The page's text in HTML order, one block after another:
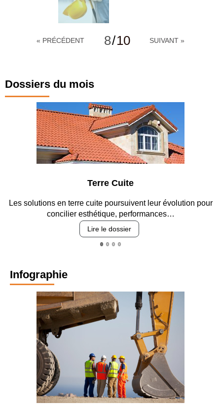
« PRÉCÉDENT 8/10 SUIVANT »
Dossiers du mois
Terre Cuite
Les solutions en terre cuite poursuivent leur évolution pour
concilier esthétique, performances…
Lire le dossier
Infographie